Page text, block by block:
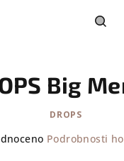
Big
DROPS
Podrobnosti